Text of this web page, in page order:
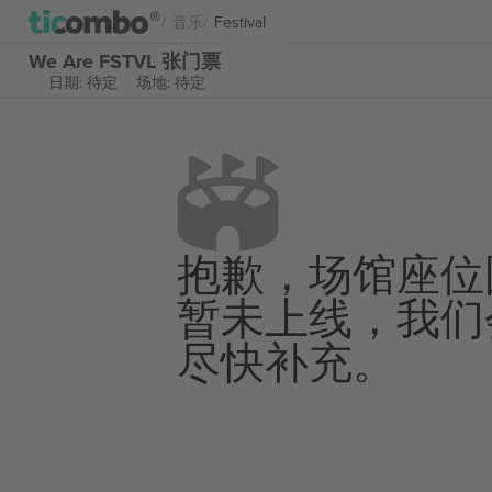
音乐 Festival
We Are FSTVL 张门票
日期: 待定 场地: 待定
抱歉，场馆座
暂未上线，我
尽快补充。